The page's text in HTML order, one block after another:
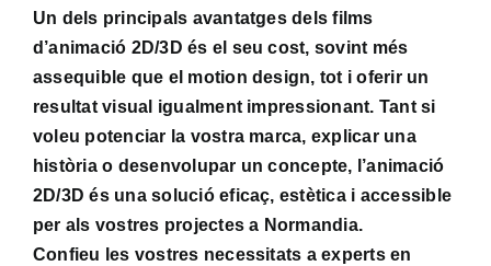
Un dels principals avantatges dels films
d’animació 2D/3D és el seu cost, sovint més
assequible que el motion design, tot i oferir un
resultat visual igualment impressionant. Tant si
voleu potenciar la vostra marca, explicar una
història o desenvolupar un concepte, l’animació
2D/3D és una solució eficaç, estètica i accessible
per als vostres projectes a Normandia.
Confieu les vostres necessitats a experts en